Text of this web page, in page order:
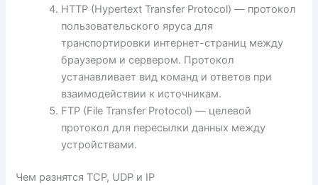
HTTP (Hypertext Transfer Protocol) — протокол
пользовательского яруса для
транспортировки интернет-страниц между
браузером и сервером. Протокол
устанавливает вид команд и ответов при
взаимодействии к источникам.
FTP (File Transfer Protocol) — целевой
протокол для пересылки данных между
устройствами.
Чем разнятся TCP, UDP и IP